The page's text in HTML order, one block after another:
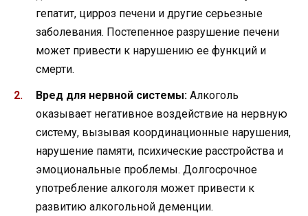
гепатит, цирроз печени и другие серьезные
заболевания. Постепенное разрушение печени
может привести к нарушению ее функций и
смерти.
Вред для нервной системы: Алкоголь
оказывает негативное воздействие на нервную
систему, вызывая координационные нарушения,
нарушение памяти, психические расстройства и
эмоциональные проблемы. Долгосрочное
употребление алкоголя может привести к
развитию алкогольной деменции.